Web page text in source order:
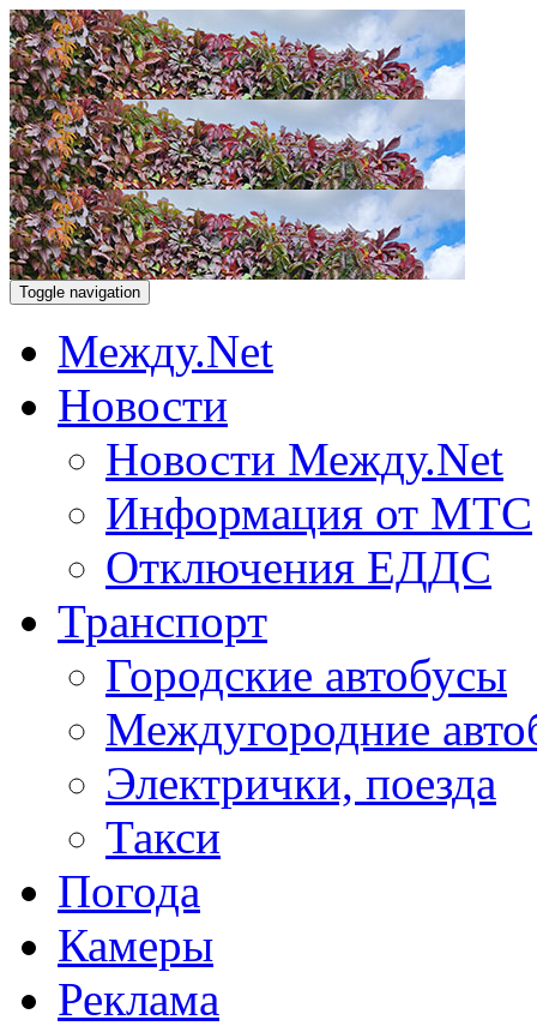
Toggle navigation
Между.Net
Новости
Новости Между.Net
Информация от МТС
Отключения ЕДДС
Транспорт
Городские автобусы
Междугородние
Электрички, поезда
Такси
Погода
Камеры
Реклама